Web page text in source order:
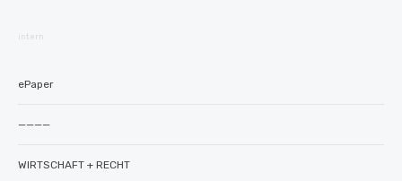
intern
ePaper
————
WIRTSCHAFT + RECHT